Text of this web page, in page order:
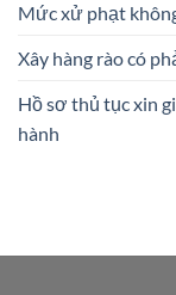
Mức xử phạt
Xây hàng rào có
Hồ sơ thủ tục xin
hành